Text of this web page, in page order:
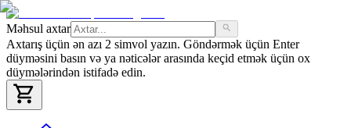
Məhsul axtar
Axtarış üçün ən azı 2 simvol yazın. Göndərmək üçün Enter
düyməsini basın və ya nəticələr arasında keçid etmək üçün ox
düymələrindən istifadə edin.